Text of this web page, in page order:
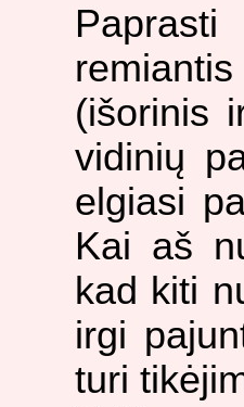
(išorinis
vidinių
elgiasi
Kai aš
kad kiti
irgi
turi